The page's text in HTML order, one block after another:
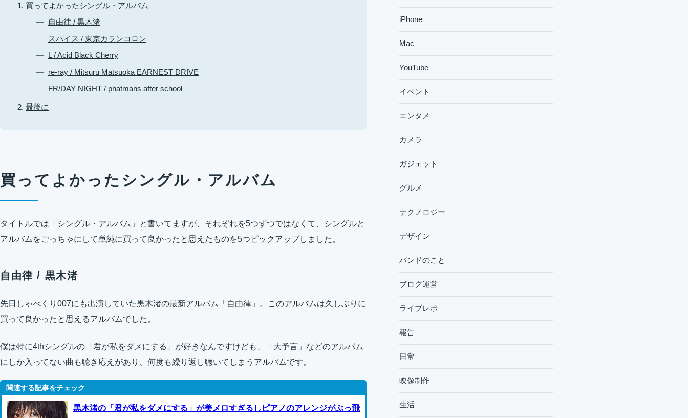
買ってよかったシングル・アルバム
自由律 / 黒木渚
スパイス / 東京カランコロン
L / Acid Black Cherry
re-ray / Mitsuru Matsuoka EARNEST DRIVE
FR/DAY NIGHT / phatmans after school
最後に
買ってよかったシングル・アルバム
タイトルでは「シングル・アルバム」と書いてますが、それぞれを5つずつではなくて、シングルと
アルバムをごっちゃにして単純に買って良かったと思えたものを5つピックアップしました。
自由律 / 黒木渚
先日しゃべくり007にも出演していた黒木渚の最新アルバム「自由律」。このアルバムは久しぶりに
買って良かったと思えるアルバムでした。
僕は特に4thシングルの「君が私をダメにする」が好きなんですけども、「大予言」などのアルバム
にしか入ってない曲も聴き応えがあり、何度も繰り返し聴いてしまうアルバムです。
黒木渚の「君が私をダメにする」が美メロすぎるしピアノのアレンジがぶっ飛
iPhone
Mac
YouTube
イベント
エンタメ
カメラ
ガジェット
グルメ
テクノロジー
デザイン
バンドのこと
ブログ運営
ライブレポ
報告
日常
映像制作
生活